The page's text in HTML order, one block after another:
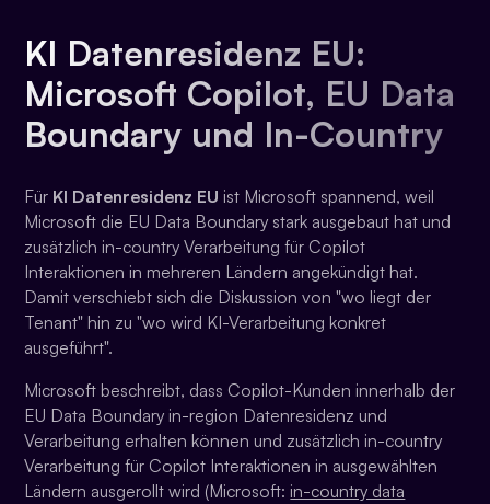
KI Datenresidenz EU:
Microsoft Copilot, EU Data
Boundary und In-Country
Für KI Datenresidenz EU ist Microsoft spannend, weil
Microsoft die EU Data Boundary stark ausgebaut hat und
zusätzlich in-country Verarbeitung für Copilot
Interaktionen in mehreren Ländern angekündigt hat.
Damit verschiebt sich die Diskussion von "wo liegt der
Tenant" hin zu "wo wird KI-Verarbeitung konkret
ausgeführt".
Microsoft beschreibt, dass Copilot-Kunden innerhalb der
EU Data Boundary in-region Datenresidenz und
Verarbeitung erhalten können und zusätzlich in-country
Verarbeitung für Copilot Interaktionen in ausgewählten
Ländern ausgerollt wird (Microsoft:in-country data